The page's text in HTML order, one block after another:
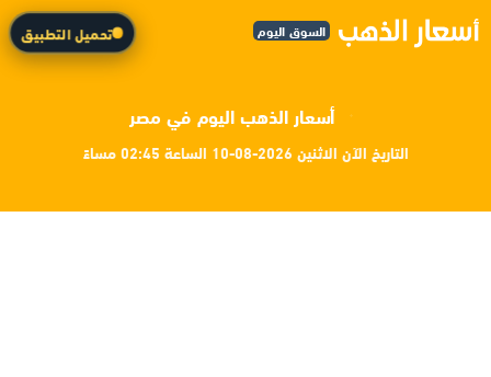
السوق اليوم تحميل التطبيق
أسعار الذهب اليوم في مصر
التاريخ الآن الاثنين 2026-08-10 الساعة 02:45 مساءً